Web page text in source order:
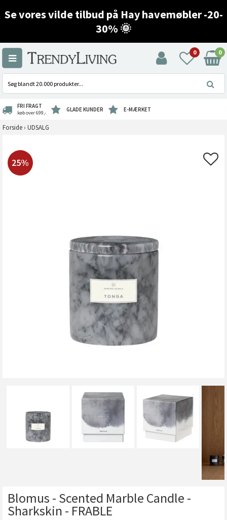
Se vores vilde tilbud på Hay havemøbler -20-
30% 🌞
0 0
FRI FRAGT
køb over 699,- GLADE KUNDER E-MÆRKET
Forside › UDSALG
25%
Blomus - Scented Marble Candle -
Sharkskin - FRABLE